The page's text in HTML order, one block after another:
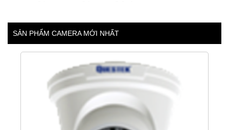
SẢN PHẨM CAMERA MỚI NHẤT